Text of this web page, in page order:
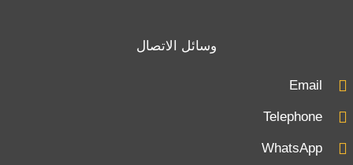
وسائل الاتصال
Email
Telephone
WhatsApp